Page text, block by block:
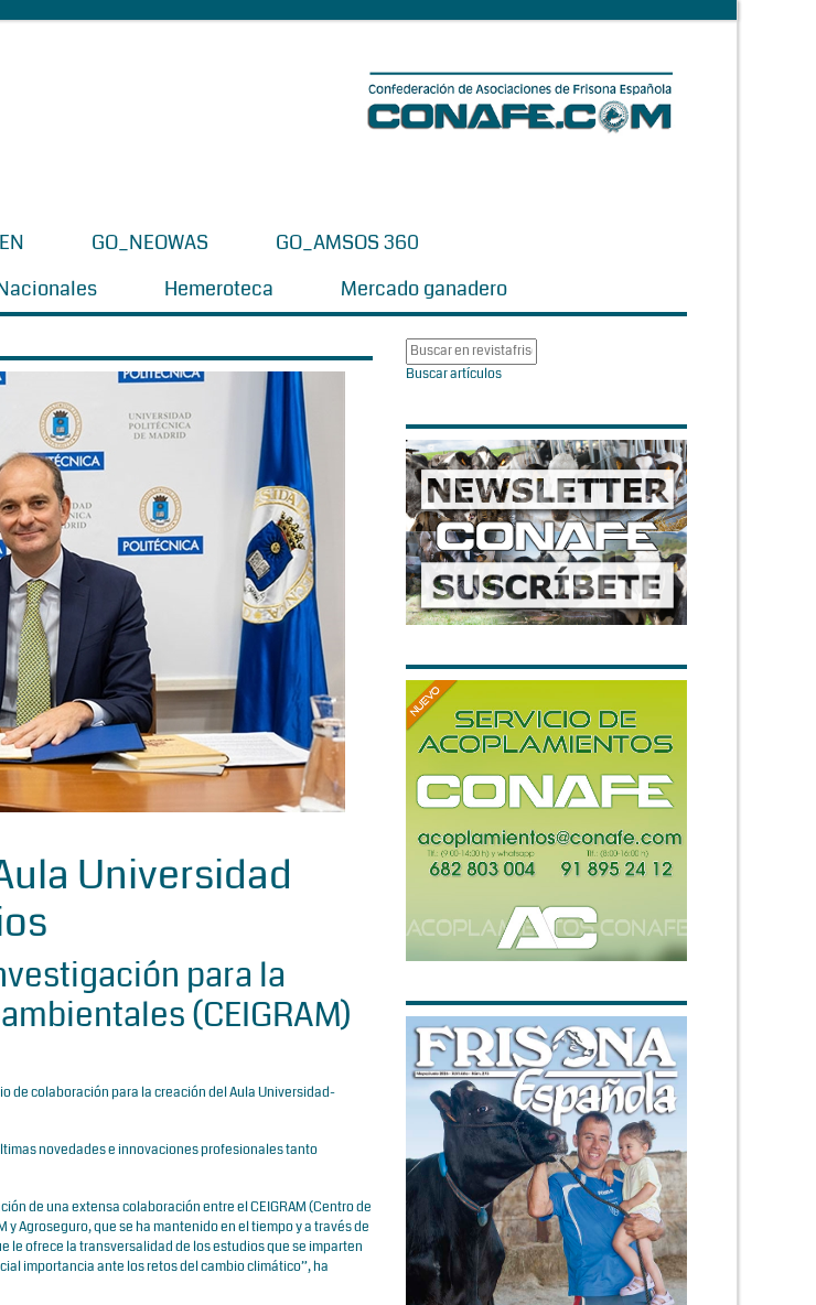
GO_NEOWAS
GO_AMSOS 360
Hemeroteca Mercado ganadero
Universidad
para la
(CEIGRAM)
de colaboración para la creación del Aula Universidad-
novedades e innovaciones profesionales tanto
de una extensa colaboración entre el CEIGRAM (Centro de
Agroseguro, que se ha mantenido en el tiempo y a través de
le ofrece la transversalidad de los estudios que se imparten
importancia ante los retos del cambio climático”, ha
Buscar artículos